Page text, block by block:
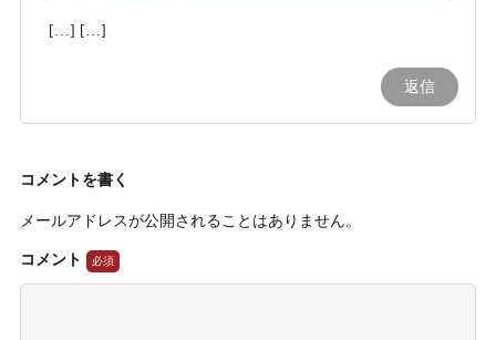
[…] […]
返信
コメントを書く
メールアドレスが公開されることはありません。
コメント